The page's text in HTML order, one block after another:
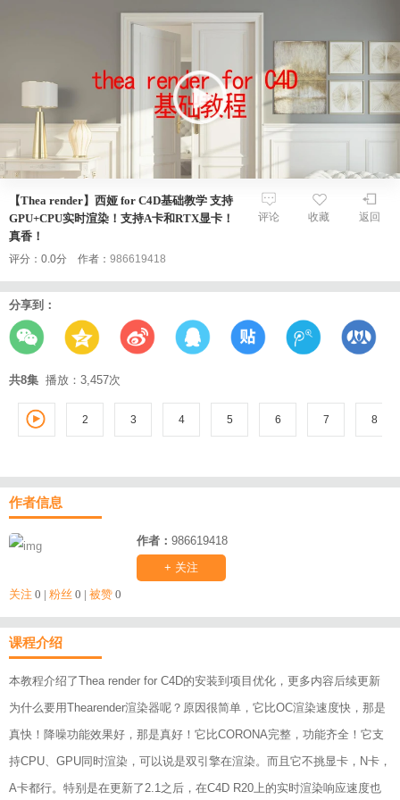
【Thea render】西娅 for C4D基础教学 支持
GPU+CPU实时渲染！支持A卡和RTX显卡！
真香！
评分：0.0分 作者： 986619418
返回
收藏
评论
分享到：
共8集 播放：3,457次
1
2 3 4 5 6 7 8
作者信息
作者：986619418
+ 关注
关注 0 | 粉丝 0 | 被赞 0
课程介绍
本教程介绍了Thea render for C4D的安装到项目优化，更多内容后续更新
为什么要用Thearender渲染器呢？原因很简单，它比OC渲染速度快，那是
真快！降噪功能效果好，那是真好！它比CORONA完整，功能齐全！它支
持CPU、GPU同时渲染，可以说是双引擎在渲染。而且它不挑显卡，N卡，
A卡都行。特别是在更新了2.1之后，在C4D R20上的实时渲染响应速度也